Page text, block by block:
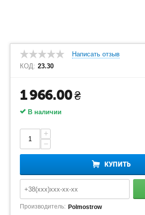
Написать отзыв
КОД: 23.30
1 966.00₴
В наличии
+
−
КУПИТЬ
Производитель: Polmostrow